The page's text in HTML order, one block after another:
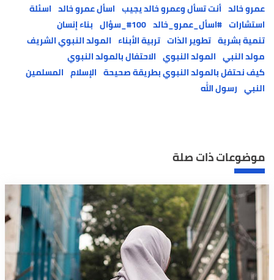
عمرو خالد أنت تسأل وعمرو خالد يجيب اسأل عمرو خالد اسئلة
استشارات #اسأل_عمرو_خالد #100_سؤال
بناء إنسان
تنمية بشرية تطوير الذات تربية الأبناء المولد النبوي الشريف
مولد النبي المولد النبوي الاحتفال بالمولد النبوي
كيف نحتفل بالمولد النبوي بطريقة صحيحة الإسلام المسلمين
النبي رسول الله
موضوعات ذات صلة